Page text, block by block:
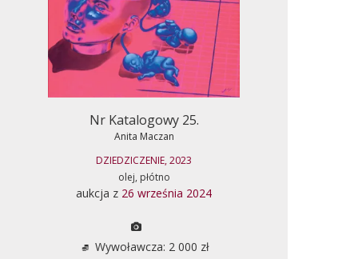
Nr Katalogowy 25.
Anita Maczan
DZIEDZICZENIE, 2023
olej, płótno
aukcja z 26 września 2024
Wywoławcza: 2 000 zł